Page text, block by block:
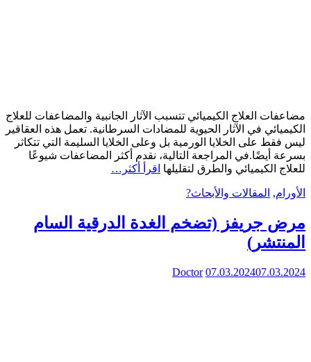
مضاعفات العلاج الكيميائي تتسبب الآثار الجانبية والمضاعفات للعلاج
الكيميائي في الآثار الحيوية للمضادات السرطانية. تعمل هذه العقاقير
ليس فقط على الخلايا الورمية بل وعلى الخلايا السليمة التي تتكاثر
بسرعة أيضًا.في المراجعة التالية، نقدم أكثر المضاعفات شيوعًا
للعلاج الكيميائي والطرق لتقليلها اقرأ أكثر…
الأورام, المقالات والأبحاث?
مرض جريفز (تضخم الغدة الدرقية السام
المنتشر)
07.03.202407.03.2024
Doctor